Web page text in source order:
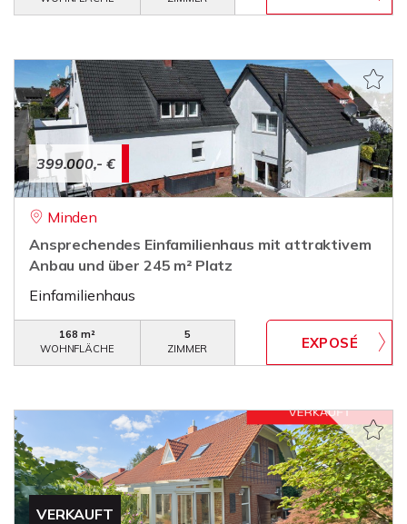
399.000,- €
Minden
Ansprechendes Einfamilienhaus mit attraktivem
Anbau und über 245 m² Platz
Einfamilienhaus
168 m²
WOHNFLÄCHE
5
ZIMMER
VERKAUFT